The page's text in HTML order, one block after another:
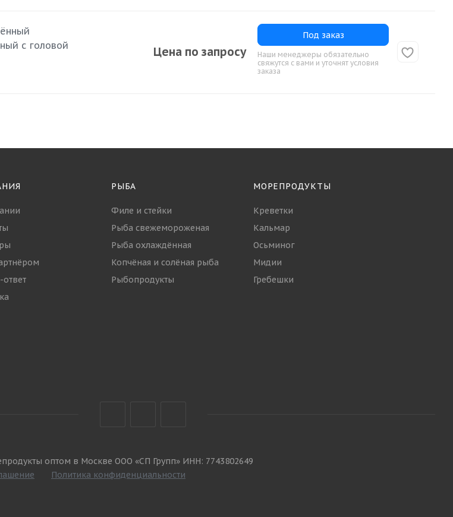
с головой
Цена по запросу
Под заказ
Наши менеджеры обязательно
свяжутся с вами и уточнят условия
заказа
РЫБА
Филе и стейки
Рыба свежемороженая
Рыба охлаждённая
Копчёная и солёная рыба
Рыбопродукты
МОРЕПРОДУКТЫ
Креветки
Кальмар
Осьминог
Мидии
Гребешки
оптом в Москве ООО «СП Групп» ИНН: 7743802649
Политика конфиденциальности